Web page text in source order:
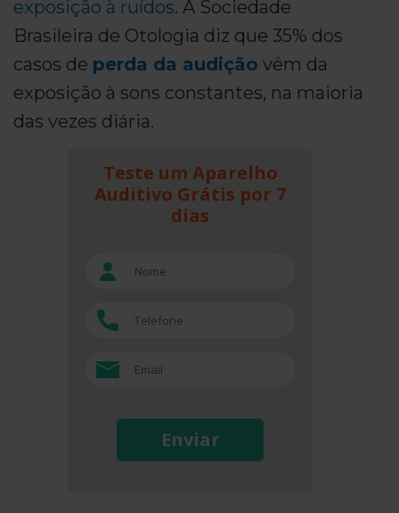
exposição à ruídos. A Sociedade
Brasileira de Otologia diz que 35% dos
casos de perda da audição vêm da
exposição à sons constantes, na maioria
das vezes diária.
Teste um Aparelho
Auditivo Grátis por 7
dias
Enviar